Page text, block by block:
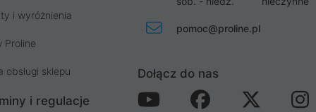
i wyróżnienia
Proline
obsługi sklepu
i regulacje
pomoc@proline.pl
Dołącz do nas